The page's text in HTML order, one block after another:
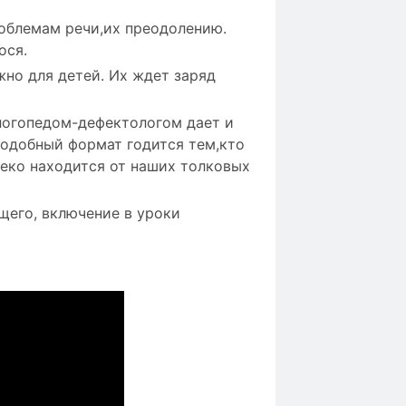
речи,их преодолению.
для детей. Их ждет заряд
дефектологом дает и
формат годится тем,кто
находится от наших толковых
включение в уроки